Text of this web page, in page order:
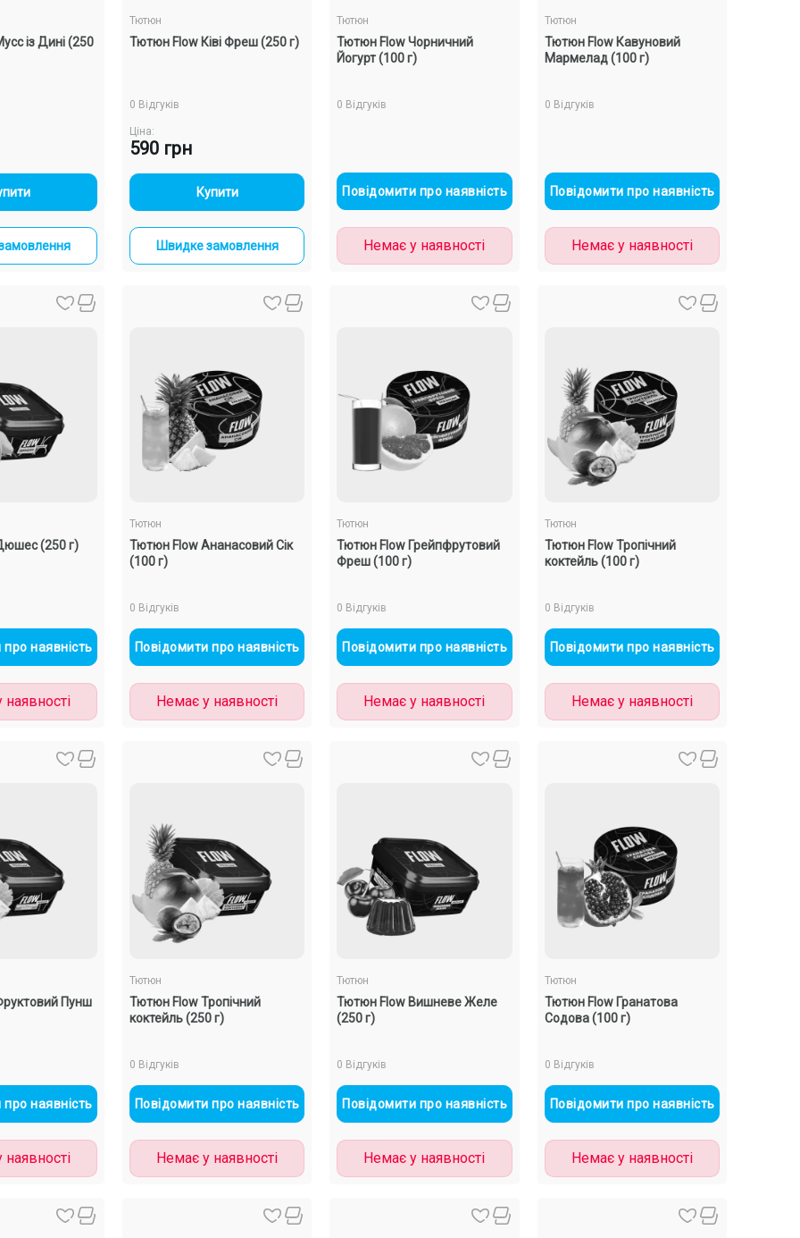
із Дині (250
+
Тютюн
Тютюн Flow Ківі Фреш (250 г)
0 Відгуків
Ціна:
590 грн
- +
Купити
Швидке замовлення
Тютюн
Тютюн Flow Чорничний
Йогурт (100 г)
0 Відгуків
Повідомити про наявність
Немає у наявності
Тютюн
Тютюн Flow Кавуновий
Мармелад (100 г)
0 Відгуків
Повідомити про наявність
Немає у наявності
(250 г)
наявність
Тютюн
Тютюн Flow Ананасовий Сік
(100 г)
0 Відгуків
Повідомити про наявність
Немає у наявності
Тютюн
Тютюн Flow Грейпфрутовий
Фреш (100 г)
0 Відгуків
Повідомити про наявність
Немає у наявності
Тютюн
Тютюн Flow Тропічний
коктейль (100 г)
0 Відгуків
Повідомити про наявність
Немає у наявності
Пунш
наявність
Тютюн
Тютюн Flow Тропічний
коктейль (250 г)
0 Відгуків
Повідомити про наявність
Немає у наявності
Тютюн
Тютюн Flow Вишневе Желе
(250 г)
0 Відгуків
Повідомити про наявність
Немає у наявності
Тютюн
Тютюн Flow Гранатова
Содова (100 г)
0 Відгуків
Повідомити про наявність
Немає у наявності